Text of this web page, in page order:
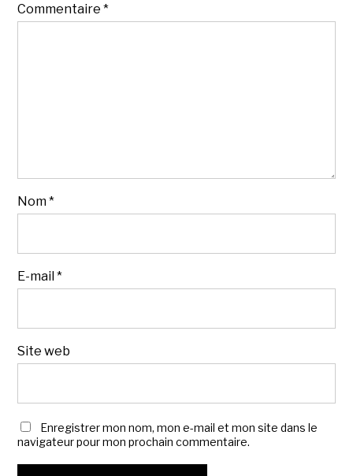
Commentaire*
Nom*
E-mail*
Site web
Enregistrer mon nom, mon e-mail et mon site dans le
navigateur pour mon prochain commentaire.